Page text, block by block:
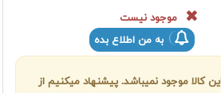
موجود نیست
به من اطلاع بده
کالا موجود نمیباشد. پیشنهاد میکنیم از